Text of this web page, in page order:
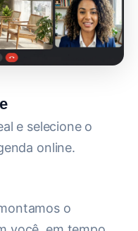
e selecione o
online.
o